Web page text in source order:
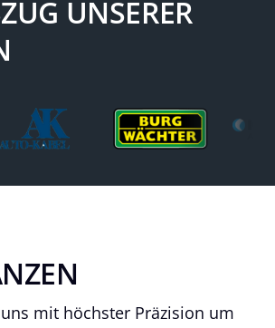
UNSERER
mit höchster Präzision um